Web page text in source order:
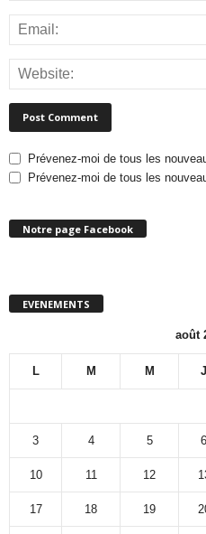
Prévenez-moi de tous les
Prévenez-moi de tous les
Notre page Facebook
EVENEMENTS
août
L M M J
3 4 5 6
10 11 12
17 18 19